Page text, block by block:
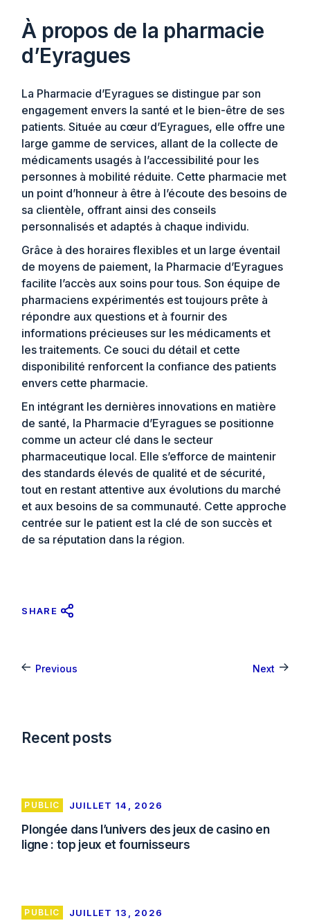
À propos de la pharmacie
d’Eyragues
La Pharmacie d’Eyragues se distingue par son
engagement envers la santé et le bien-être de ses
patients. Située au cœur d’Eyragues, elle offre une
large gamme de services, allant de la collecte de
médicaments usagés à l’accessibilité pour les
personnes à mobilité réduite. Cette pharmacie met
un point d’honneur à être à l’écoute des besoins de
sa clientèle, offrant ainsi des conseils
personnalisés et adaptés à chaque individu.
Grâce à des horaires flexibles et un large éventail
de moyens de paiement, la Pharmacie d’Eyragues
facilite l’accès aux soins pour tous. Son équipe de
pharmaciens expérimentés est toujours prête à
répondre aux questions et à fournir des
informations précieuses sur les médicaments et
les traitements. Ce souci du détail et cette
disponibilité renforcent la confiance des patients
envers cette pharmacie.
En intégrant les dernières innovations en matière
de santé, la Pharmacie d’Eyragues se positionne
comme un acteur clé dans le secteur
pharmaceutique local. Elle s’efforce de maintenir
des standards élevés de qualité et de sécurité,
tout en restant attentive aux évolutions du marché
et aux besoins de sa communauté. Cette approche
centrée sur le patient est la clé de son succès et
de sa réputation dans la région.
SHARE
Previous Next
Recent posts
PUBLIC JUILLET 14, 2026
Plongée dans l’univers des jeux de casino en
ligne : top jeux et fournisseurs
PUBLIC JUILLET 13, 2026